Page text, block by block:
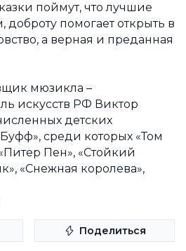
поймут, что лучшие
доброту помогает открыть в
а верная и преданная
мюзикла –
искусств РФ Виктор
детских
среди которых «Том
Пен», «Стойкий
«Снежная королева»,
Поделиться